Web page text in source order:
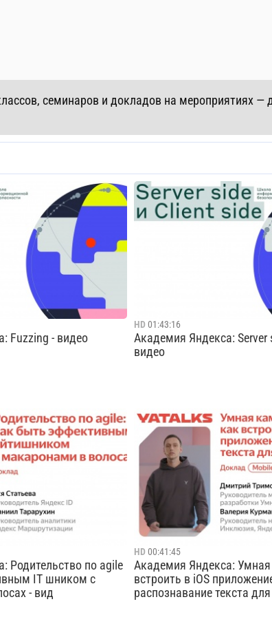
семинаров и докладов на мероприятиях —
Fuzzing - видео
performance
используются
зрения
языки
такие как С и C++. Мы
ошибки порчи
которые могут
видео
HD 01:43:16
Академия Яндекса: Server
видео
За два часа вы
архитектуры
Яндекса, на его примере
наиболее
безопасности веб-
про аутентификацию
защиту от XSS и CSRF, б...
Cмотреть
Родительство по agile
IT шником с
- вид
HD 00:41:45
Академия Яндекса:
встроить в iOS
распознавание текста